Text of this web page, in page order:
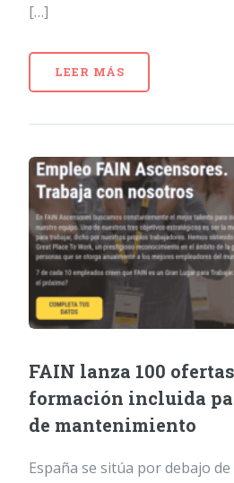
[…]
LEER MÁS
FAIN lanza 100
formación incluida
de mantenimiento
España se sitúa por debajo